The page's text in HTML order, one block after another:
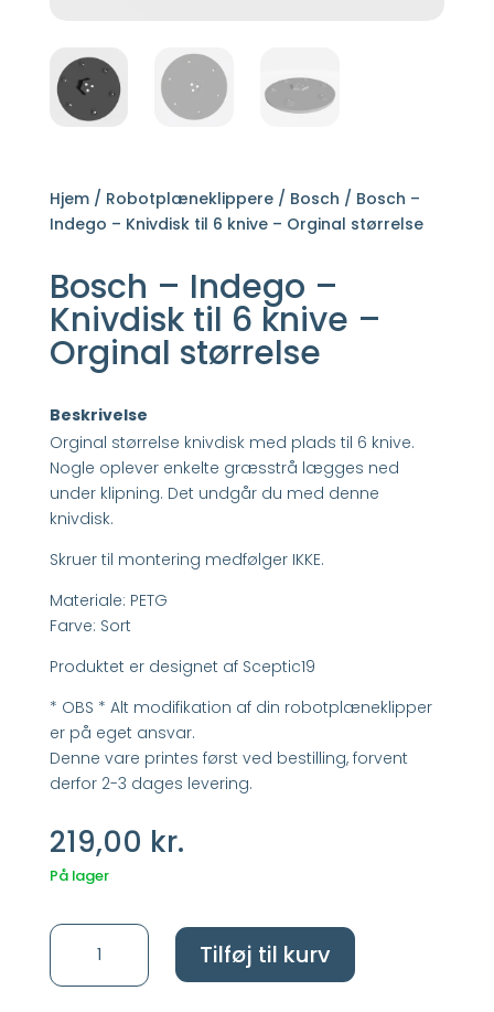
Hjem/ Robotplæneklippere/ Bosch / Bosch –
Indego – Knivdisk til 6 knive – Orginal størrelse
Bosch – Indego –
Knivdisk til 6 knive –
Orginal størrelse
Beskrivelse
Orginal størrelse knivdisk med plads til 6 knive.
Nogle oplever enkelte græsstrå lægges ned
under klipning. Det undgår du med denne
knivdisk.
Skruer til montering medfølger IKKE.
Materiale: PETG
Farve: Sort
Produktet er designet af Sceptic19
* OBS * Alt modifikation af din robotplæneklipper
er på eget ansvar.
Denne vare printes først ved bestilling, forvent
derfor 2-3 dages levering.
219,00 kr.
På lager
Bosch
Indego
Tilføj til kurv